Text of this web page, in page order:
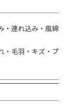
連れ込み・風綿
毛羽・キズ・プ